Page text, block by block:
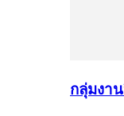
กลุ่มงา